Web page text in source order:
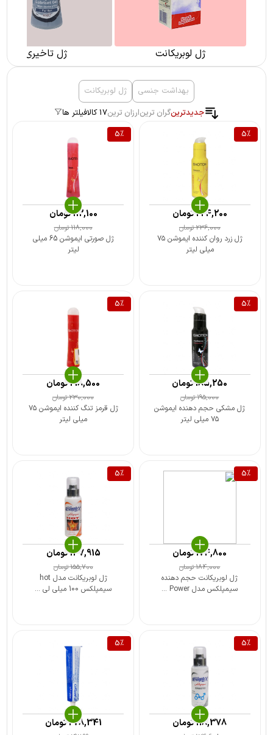
ژل لوبریکانت ژل تاخیری
بهداشت جنسی
ژل لوبریکانت
جدیدترینگران ترینارزان ترین17 کالا
فیلتر ها
5%
ژل زرد روان کننده ایموشن ۷۵
میلی لیتر
236,000تومان
224,200تومان
5%
ژل صورتی ایموشن 65 میلی
لیتر
118,000تومان
112,100تومان
5%
ژل مشکی حجم دهنده ایموشن
۷۵ میلی لیتر
195,000تومان
185,250تومان
5%
ژل قرمز تنگ کننده ایموشن ۷۵
میلی لیتر
230,000تومان
218,500تومان
5%
ژل لوبریکانت حجم دهنده
سیمپلکس مدل Power ...
184,000تومان
174,800تومان
5%
ژل لوبریکانت مدل hot
سیمپلکس 100 میلی لی ...
155,700تومان
147,915تومان
5%
118,378تومان
5%
278,341تومان